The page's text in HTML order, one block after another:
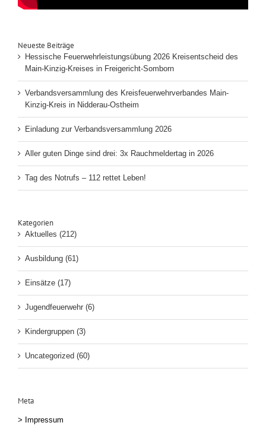
Neueste Beiträge
Hessische Feuerwehrleistungsübung 2026 Kreisentscheid des
Main-Kinzig-Kreises in Freigericht-Somborn
Verbandsversammlung des Kreisfeuerwehrverbandes Main-
Kinzig-Kreis in Nidderau-Ostheim
Einladung zur Verbandsversammlung 2026
Aller guten Dinge sind drei: 3x Rauchmeldertag in 2026
Tag des Notrufs – 112 rettet Leben!
Kategorien
Aktuelles (212)
Ausbildung (61)
Einsätze (17)
Jugendfeuerwehr (6)
Kindergruppen (3)
Uncategorized (60)
Meta
> Impressum